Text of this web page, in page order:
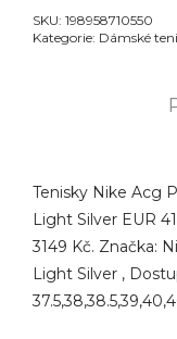
SKU: 198958710550
Kategorie: Dámské
Tenisky Nike Acg
Light Silver EUR
3149 Kč. Značka:
Light Silver ,